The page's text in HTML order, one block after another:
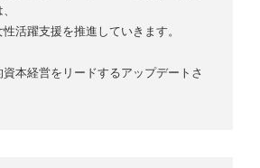
活躍支援を推進していきます。
本経営をリードするアップデートさ